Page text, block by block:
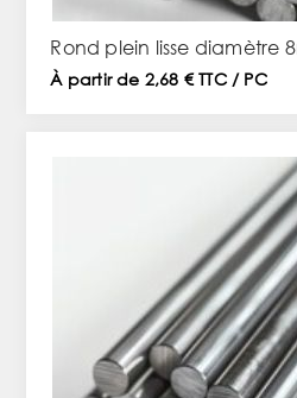
Rond plein lisse diamètre
À partir de 2,68 € TTC / PC